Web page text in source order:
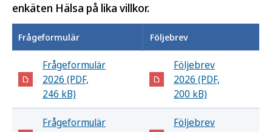
enkäten Hälsa på lika villkor.
Frågeformulär Följebrev
Frågeformulär
2026 (PDF,
246 kB)
Följebrev
2026 (PDF,
200 kB)
Frågeformulär
Följebrev